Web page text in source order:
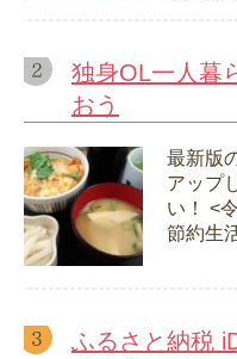
独身OL一人暮
おう
最新版
アップ
い！ <
節約生
ふるさと納税